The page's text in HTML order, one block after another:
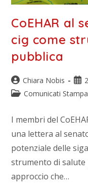
CoEHAR al
cig come
pubblica
Chiara Nobis
Comunicati Stampa
I membri del
una lettera al
potenziale delle
strumento di salute
approccio che…